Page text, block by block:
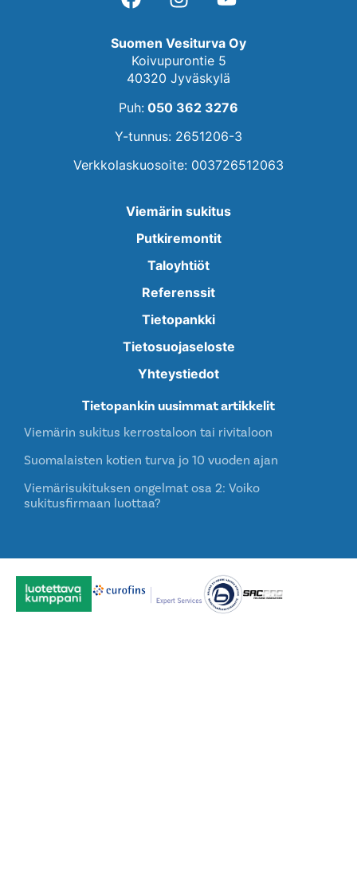
Suomen Vesiturva Oy
Koivupurontie 5
40320 Jyväskylä
Puh: 050 362 3276
Y-tunnus: 2651206-3
Verkkolaskuosoite: 003726512063
Viemärin sukitus
Putkiremontit
Taloyhtiöt
Referenssit
Tietopankki
Tietosuojaseloste
Yhteystiedot
Tietopankin uusimmat artikkelit
Viemärin sukitus kerrostaloon tai rivitaloon
Suomalaisten kotien turva jo 10 vuoden ajan
Viemärisukituksen ongelmat osa 2: Voiko
sukitusfirmaan luottaa?